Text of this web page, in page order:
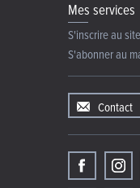
Mes services
S'inscrire au site
S'abonner au
Contact